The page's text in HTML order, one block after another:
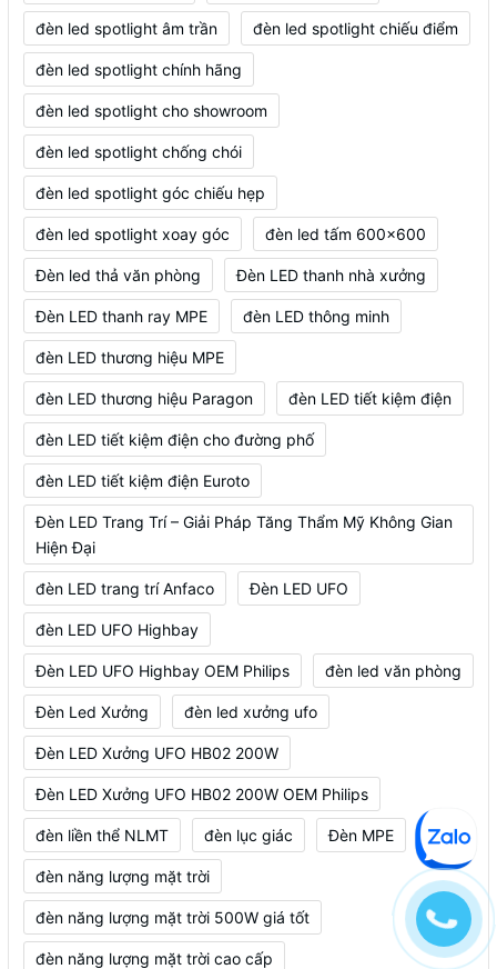
đèn led spotlight âm trần đèn led spotlight chiếu điểm
đèn led spotlight chính hãng
đèn led spotlight cho showroom
đèn led spotlight chống chói
đèn led spotlight góc chiếu hẹp
đèn led spotlight xoay góc đèn led tấm 600x600
Đèn led thả văn phòng Đèn LED thanh nhà xưởng
Đèn LED thanh ray MPE đèn LED thông minh
đèn LED thương hiệu MPE
đèn LED thương hiệu Paragon đèn LED tiết kiệm điện
đèn LED tiết kiệm điện cho đường phố
đèn LED tiết kiệm điện Euroto
Đèn LED Trang Trí – Giải Pháp Tăng Thẩm Mỹ Không Gian
Hiện Đại
đèn LED trang trí Anfaco Đèn LED UFO
đèn LED UFO Highbay
Đèn LED UFO Highbay OEM Philips đèn led văn phòng
Đèn Led Xưởng đèn led xưởng ufo
Đèn LED Xưởng UFO HB02 200W
Đèn LED Xưởng UFO HB02 200W OEM Philips
đèn liền thể NLMT đèn lục giác Đèn MPE
đèn năng lượng mặt trời
đèn năng lượng mặt trời 500W giá tốt
đèn năng lượng mặt trời cao cấp